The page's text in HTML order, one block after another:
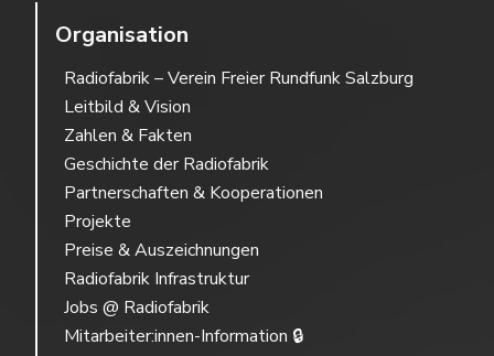
Organisation
Radiofabrik – Verein Freier Rundfunk Salzburg
Leitbild & Vision
Zahlen & Fakten
Geschichte der Radiofabrik
Partnerschaften & Kooperationen
Projekte
Preise & Auszeichnungen
Radiofabrik Infrastruktur
Jobs @ Radiofabrik
Mitarbeiter:innen-Information 🔒